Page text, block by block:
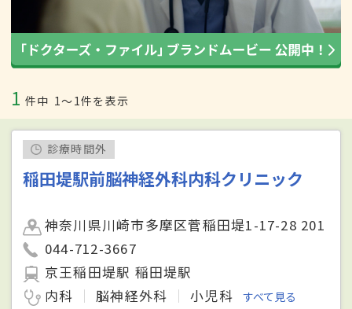
1 件中 1〜1件を表示
診療時間外
稲田堤駅前脳神経外科内科クリニック
神奈川県川崎市多摩区菅稲田堤1-17-28 201
044-712-3667
京王稲田堤駅 稲田堤駅
内科
脳神経外科 小児科 すべて見る